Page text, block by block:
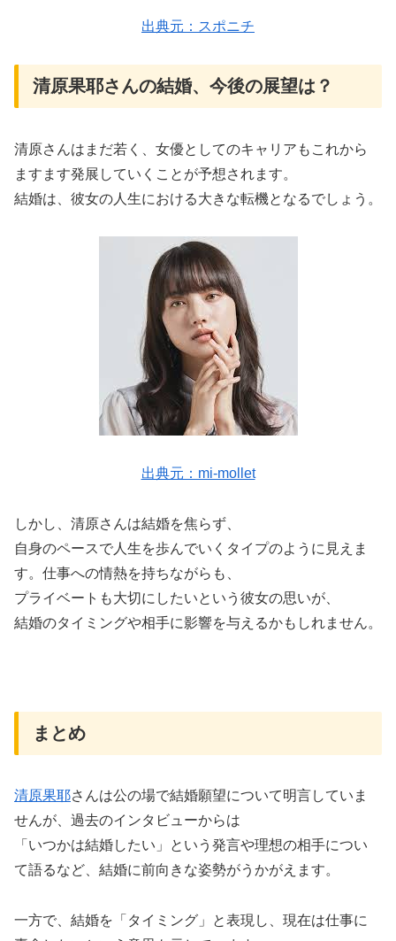
出典元：スポニチ
清原果耶さんの結婚、今後の展望は？
清原さんはまだ若く、女優としてのキャリアもこれから
ますます発展していくことが予想されます。
結婚は、彼女の人生における大きな転機となるでしょう。
出典元：mi-mollet
しかし、清原さんは結婚を焦らず、
自身のペースで人生を歩んでいくタイプのように見えま
す。仕事への情熱を持ちながらも、
プライベートも大切にしたいという彼女の思いが、
結婚のタイミングや相手に影響を与えるかもしれません。
まとめ
清原果耶さんは公の場で結婚願望について明言していま
せんが、過去のインタビューからは
「いつかは結婚したい」という発言や理想の相手につい
て語るなど、結婚に前向きな姿勢がうかがえます。
一方で、結婚を「タイミング」と表現し、現在は仕事に